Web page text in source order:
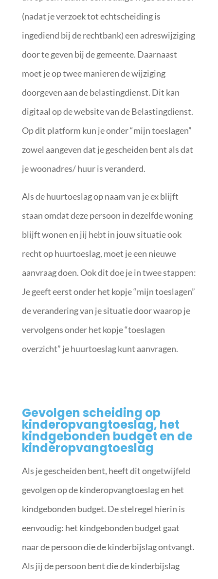
(nadat je verzoek tot echtscheiding is
ingediend bij de rechtbank) een adreswijziging
door te geven bij de gemeente. Daarnaast
moet je op twee manieren de wijziging
doorgeven aan de belastingdienst. Dit kan
digitaal op de website van de Belastingdienst.
Op dit platform kun je onder “mijn toeslagen”
zowel aangeven dat je gescheiden bent als dat
je woonadres/ huur is veranderd.
Als de huurtoeslag op naam van je ex blijft
staan omdat deze persoon in dezelfde woning
blijft wonen en jij hebt in jouw situatie ook
recht op huurtoeslag, moet je een nieuwe
aanvraag doen. Ook dit doe je in twee stappen:
Je geeft eerst onder het kopje “mijn toeslagen”
de verandering van je situatie door waarop je
vervolgens onder het kopje “toeslagen
overzicht” je huurtoeslag kunt aanvragen.
Gevolgen scheiding op
kinderopvangtoeslag, het
kindgebonden budget en de
kinderopvangtoeslag
Als je gescheiden bent, heeft dit ongetwijfeld
gevolgen op de kinderopvangtoeslag en het
kindgebonden budget. De stelregel hierin is
eenvoudig: het kindgebonden budget gaat
naar de persoon die de kinderbijslag ontvangt.
Als jij de persoon bent die de kinderbijslag